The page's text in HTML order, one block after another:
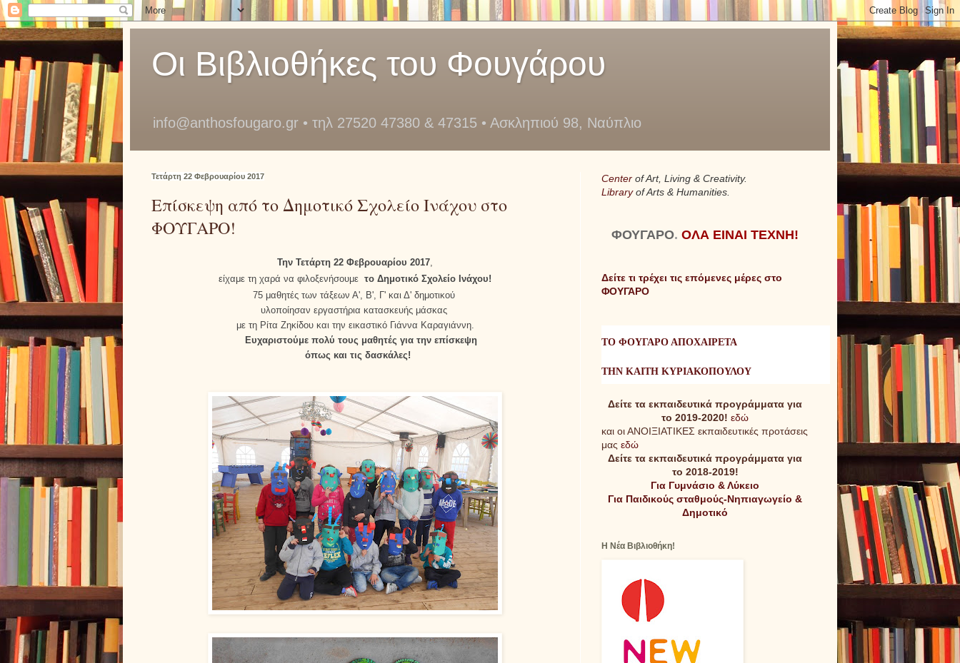
Οι Βιβλιοθήκες του Φουγάρου
info@anthosfougaro.gr • τηλ 27520 47380 & 47315 • Ασκληπιού 98, Ναύπλιο
Τετάρτη 22 Φεβρουαρίου 2017
Επίσκεψη από το Δημοτικό Σχολείο Ινάχου στο
ΦΟΥΓΑΡΟ!
Την Τετάρτη 22 Φεβρουαρίου 2017
είχαμε τη χαρά να φιλοξενήσουμε το Δημοτικό Σχολείο Ινάχου!
75 μαθητές των τάξεων Α', Β', Γ' και Δ' δημοτικού
υλοποίησαν εργαστήρια κατασκευής μάσκας
με τη Ρίτα Ζηκίδου και την εικαστικό Γιάννα Καραγιάννη.
Ευχαριστούμε πολύ τους μαθητές για την επίσκεψη
όπως και τις δασκάλες!
Center of Art, Living & Creativity.
Libraryof Arts & Humanities.
ΦΟΥΓΑΡΟ. ΟΛΑ ΕΙΝΑΙ ΤΕΧΝΗ!
Δείτε τι τρέχει τις επόμενες μέρες στο
ΦΟΥΓΑΡΟ
ΤΟ ΦΟΥΓΑΡΟ ΑΠΟΧΑΙΡΕΤΑ
ΤΗΝ ΚΑΙΤΗ ΚΥΡΙΑΚΟΠΟΥΛΟΥ
Δείτε τα εκπαιδευτικά προγράμματα για
το 2019-2020! εδώ
και οι ΑΝΟΙΞΙΑΤΙΚΕΣ εκπαιδευτικές προτάσεις
μας εδώ
Δείτε τα εκπαιδευτικά προγράμματα για
το 2018-2019!
Για Γυμνάσιο & Λύκειο
Για Παιδικούς σταθμούς-Νηπιαγωγείο &
Δημοτικό
Η Νέα Βιβλιοθήκη!